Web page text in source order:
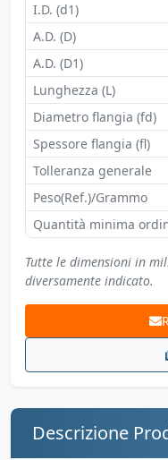
I.D. (d1)
A.D. (D)
A.D. (D1)
Lunghezza (L)
Diametro flangia (fd)
Spessore flangia (fl)
Tolleranza generale
Peso(Ref.)/Grammo
Quantità minima
Tutte le dimensioni in
diversamente indicato.
Descrizione